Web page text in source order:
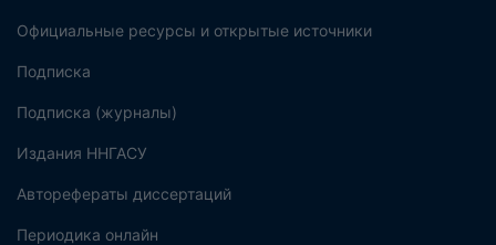
Официальные ресурсы и открытые источники
Подписка
Подписка (журналы)
Издания ННГАСУ
Авторефераты диссертаций
Периодика онлайн